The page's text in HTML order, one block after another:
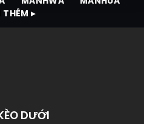
THÊM ▸
DƯỚI